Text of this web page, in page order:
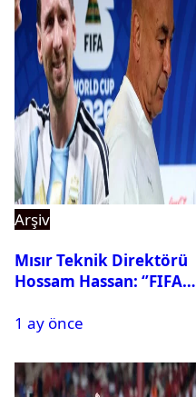
Arşiv
Mısır Teknik Direktörü
Hossam Hassan: ‘’FIFA,
istemiyor’’
1 ay önce